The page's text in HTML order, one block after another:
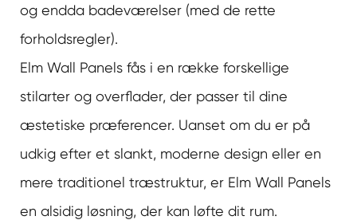
og endda badeværelser (med de rette
forholdsregler).
Elm Wall Panels fås i en række forskellige
stilarter og overflader, der passer til dine
æstetiske præferencer. Uanset om du er på
udkig efter et slankt, moderne design eller en
mere traditionel træstruktur, er Elm Wall Panels
en alsidig løsning, der kan løfte dit rum.